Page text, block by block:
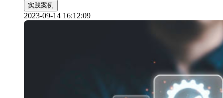
实践案例
2023-09-14 16:12:09